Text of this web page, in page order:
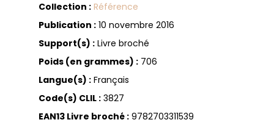
Collection : Référence
Publication :10 novembre 2016
Support(s) :Livre broché
Poids (en grammes) :706
Langue(s) :Français
Code(s) CLIL :3827
EAN13 Livre broché :9782703311539